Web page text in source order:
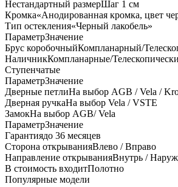
Нестандартный размерШаг 1 см
Кромка«Анодированная кромка, цвет
Тип остекления«Черный лакобель»
ПараметрЗначение
Брус коробочныйКомпланарный/
НаличникКомпланарные/
Ступенчатые
ПараметрЗначение
Дверные петлиНа выбор AGB / Vela /
Дверная ручкаНа выбор Vela / VSTE
ЗамокНа выбор AGB/ Vela
ПараметрЗначение
Гарантиядо 36 месяцев
Сторона открыванияВлево / Вправо
Направление открыванияВнутрь /
В стоимость входитПолотно
Популярные модели